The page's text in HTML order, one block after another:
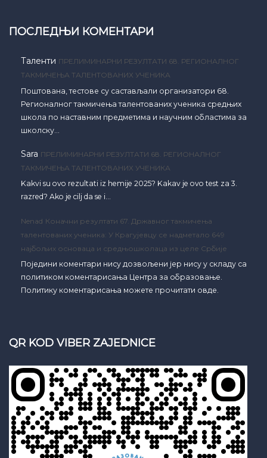
ПОСЛЕДЊИ КОМЕНТАРИ
Таленти ПРЕЛИМИНАРНИ РЕЗУЛТАТИ 68. РЕГИОНАЛНОГ
ТАКМИЧЕЊА ТАЛЕНТОВАНИХ УЧЕНИКА
Поштована, тестове су састављали организатори 68.
Регионалног такмичења талентованих ученика средњих
школа по наставним предметима и научним областима за
школску…
Sara ПРЕЛИМИНАРНИ РЕЗУЛТАТИ 68. РЕГИОНАЛНОГ
ТАКМИЧЕЊА ТАЛЕНТОВАНИХ УЧЕНИКА
Kakvi su ovo rezultati iz hemije 2025? Kakav je ovo test za 3.
razred? Ako je cilj da se i…
Nenad Коначни резултати 67. Државног такмичења
талентованих ученика: У Крагујевцу се надметало 649
најбољих основаца и средњошколаца из целе Србије
Поједини коментари нису дозвољени јер нису у складу са
политиком коментарисања Центра за образовање.
Политику коментарисања можете прочитати овде.
QR KOD VIBER ZAJEDNICE